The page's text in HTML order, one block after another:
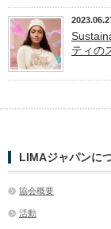
ティの
LIMAジャパンに
協会概要
活動